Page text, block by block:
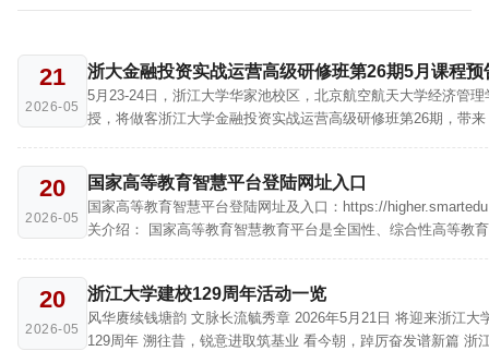
21
2026-05
浙大金融投资实战运营高级研修班第26期5月课程预
5月23-24日，浙江大学华家池校区，北京航空航天大学经济管理
授，将做客浙江大学金融投资实战运营高级研修班第26期，带来
20
2026-05
国家高等教育智慧平台登陆网址入口
国家高等教育智慧平台登陆网址及入口：https://
关介绍： 国家高等教育智慧教育平台是全国性、综合性高等教育教学资
20
2026-05
浙江大学建校129周年活动一览
风华赓续钱塘韵 文脉长流毓秀章 2026年5月21日 将迎来浙江大学建校
129周年 溯往昔，锐意进取筑基业 看今朝，踔厉奋发谱新篇 浙江大学建